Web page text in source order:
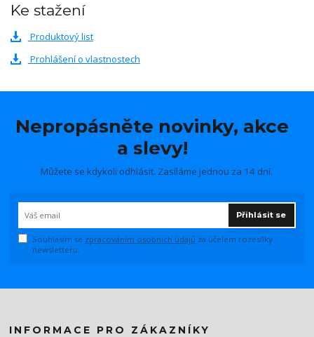
Ke stažení
Produktový list
Prohlášení o vlastnostech
Nepropásněte novinky, akce
a slevy!
Můžete se kdykoli odhlásit. Zasíláme jednou za 14 dní.
Přihlásit se
Souhlasím se zpracováním osobních údajů za účelem rozesílky
newsletteru.
INFORMACE PRO ZÁKAZNÍKY